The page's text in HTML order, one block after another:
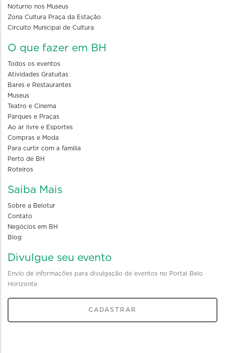
Noturno nos Museus
Zona Cultura Praça da Estação
Circuito Municipal de Cultura
O que fazer em BH
Todos os eventos
Atividades Gratuitas
Bares e Restaurantes
Museus
Teatro e Cinema
Parques e Praças
Ao ar livre e Esportes
Compras e Moda
Para curtir com a familia
Perto de BH
Roteiros
Saiba Mais
Sobre a Belotur
Contato
Negócios em BH
Blog
Divulgue seu evento
Envio de informações para divulgação de eventos no Portal Belo
Horizonte
CADASTRAR